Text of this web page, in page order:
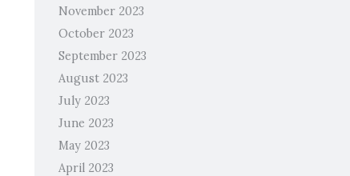
November 2023
October 2023
September 2023
August 2023
July 2023
June 2023
May 2023
April 2023